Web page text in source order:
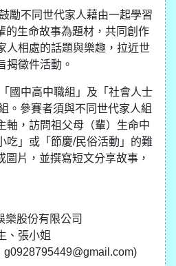
勵不同世代家人藉由一起學習
的生命故事為題材，共同創作
人相處的話題與樂趣，拉近世
揭徵件活動。
國中高中職組」及「社會人士
。參賽者須與不同世代家人組
軸，訪問祖父母（輩）生命中
吃」或「節慶/民俗活動」的難
圖片，並撰寫短文分享故事，
樂股份有限公司
、張小姐